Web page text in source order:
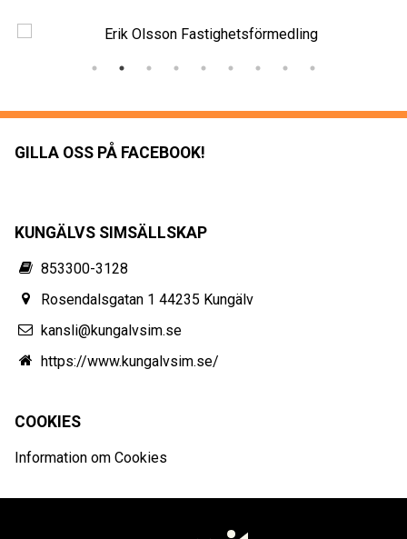
GILLA OSS PÅ FACEBOOK!
KUNGÄLVS SIMSÄLLSKAP
853300-3128
Rosendalsgatan 1 44235 Kungälv
kansli@kungalvsim.se
https://www.kungalvsim.se/
COOKIES
Information om Cookies